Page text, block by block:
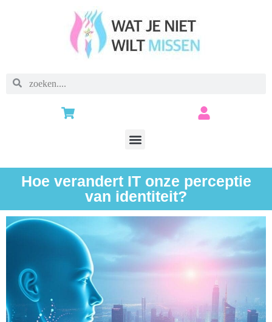
Hoe verandert IT onze perceptie
van identiteit?